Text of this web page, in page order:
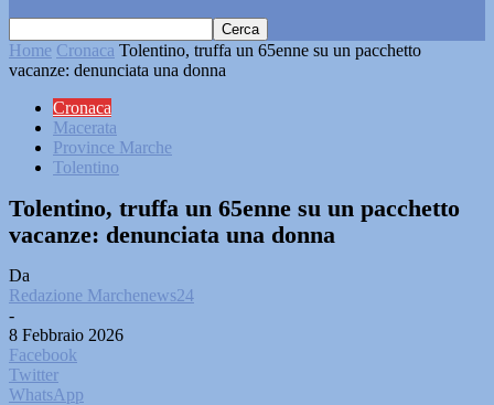
Home Cronaca Tolentino, truffa un 65enne su un pacchetto
vacanze: denunciata una donna
Cronaca
Macerata
Province Marche
Tolentino
Tolentino, truffa un 65enne su un pacchetto
vacanze: denunciata una donna
Da
Redazione Marchenews24
-
8 Febbraio 2026
Facebook
Twitter
WhatsApp